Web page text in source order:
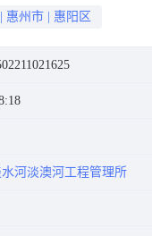
惠州市 惠阳区
河淡澳河工程管理所